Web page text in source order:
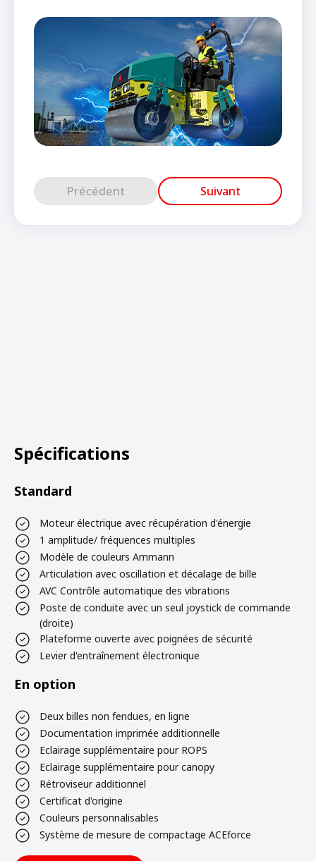
Précédent Suivant
Spécifications
Standard
Moteur électrique avec récupération d'énergie
1 amplitude/ fréquences multiples
Modèle de couleurs Ammann
Articulation avec oscillation et décalage de bille
AVC Contrôle automatique des vibrations
Poste de conduite avec un seul joystick de commande
(droite)
Plateforme ouverte avec poignées de sécurité
Levier d'entraînement électronique
En option
Deux billes non fendues, en ligne
Documentation imprimée additionnelle
Eclairage supplémentaire pour ROPS
Eclairage supplémentaire pour canopy
Rétroviseur additionnel
Certificat d'origine
Couleurs personnalisables
Système de mesure de compactage ACEforce